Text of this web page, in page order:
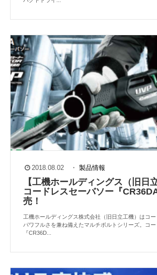
2018.08.02 ・ 製品情報
【工機ホールディングス（旧日
コードレスセーバソー『
売！
工機ホールディングス株式会社（旧日立工機）はコ
パワフルさを兼ね備えたマルチボルトシリーズ。コ
『CR36D...